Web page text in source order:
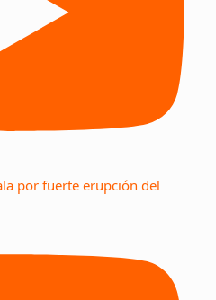
por fuerte erupción del